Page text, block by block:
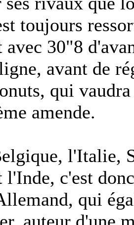
toujours
30"8
avant de
qui
amende.
l'Italie,
l'Inde, c'est
qui